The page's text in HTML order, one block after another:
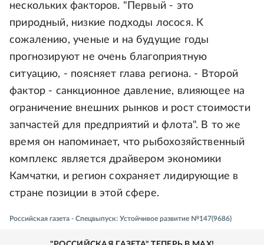
нескольких факторов. "Первый - это
природный, низкие подходы лосося. К
сожалению, ученые и на будущие годы
прогнозируют не очень благоприятную
ситуацию, - поясняет глава региона. - Второй
фактор - санкционное давление, влияющее на
ограничение внешних рынков и рост стоимости
запчастей для предприятий и флота". В то же
время он напоминает, что рыбохозяйственный
комплекс является драйвером экономики
Камчатки, и регион сохраняет лидирующие в
стране позиции в этой сфере.
Российская газета - Спецвыпуск: Устойчивое развитие №147(9686)